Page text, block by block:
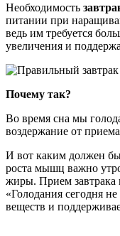
Необходимость
питании при
ведь им требуется
увеличения и
Почему так?
Во время сна мы
воздержание от
И вот каким должен
роста мышц важно
жиры. Прием завтрака
«Голодания сегодня
веществ и